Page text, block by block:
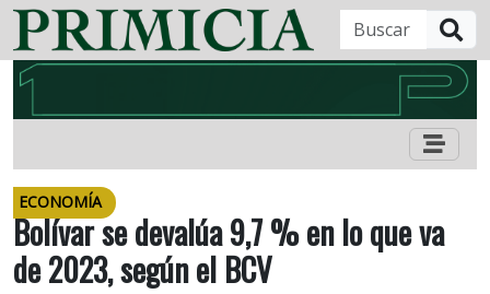
ECONOMÍA
Bolívar se devalúa 9,7 % en lo que va
de 2023, según el BCV